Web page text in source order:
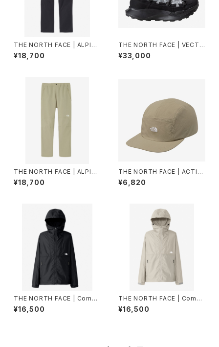
THE NORTH FACE | ALPINE
LIGHT PANT NB82501 | ブラ
ック | Men
¥18,700
THE NORTH FACE | VECTI
VBREEZEDCF NF52641 | TF
Nブラック/TFNブラック | Unis
¥33,000
THE NORTH FACE | ALPINE
LIGHT PANT NB82501 | ク
レイグレー | Men
¥18,700
THE NORTH FACE | ACTIV
ELIGHTFIVEPANELCAP NN
02573 | クレイグレー | Unise
¥6,820
THE NORTH FACE | Compa
ct Jacket NP72530 | ブラッ
ク | Men
¥16,500
THE NORTH FACE | Compa
ct Jacket NP72530 | フォッ
シルアイボリー | Mサイズ | Me
¥16,500